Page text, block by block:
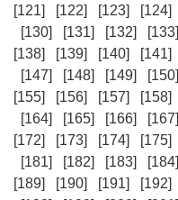
[121]
[122] [123] [124]
[130]
[131] [132] [133]
[138]
[139] [140] [141]
[147]
[148] [149] [150]
[155]
[156] [157] [158]
[164]
[165] [166] [167]
[172]
[173] [174] [175]
[181]
[182] [183] [184]
[189]
[190] [191] [192]